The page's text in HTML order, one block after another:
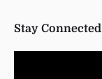
Stay Connected